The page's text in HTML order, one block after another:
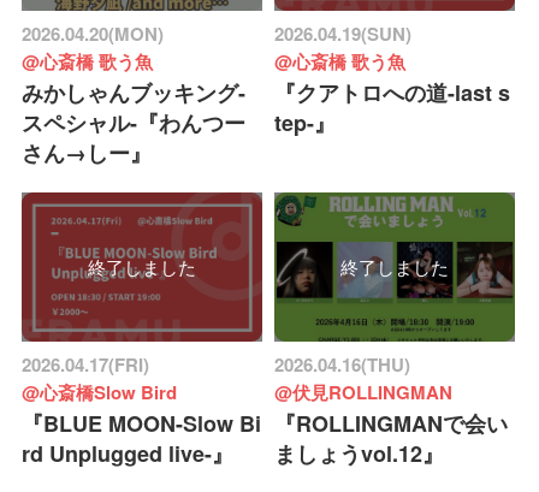
2026.04.20(MON)
@心斎橋 歌う魚
みかしゃんブッキング-
スペシャル-『わんつー
さん→しー』
2026.04.19(SUN)
@心斎橋 歌う魚
『クアトロへの道-last s
tep-』
終了しました
2026.04.17(FRI)
@心斎橋Slow Bird
『BLUE MOON-Slow Bi
rd Unplugged live-』
終了しました
2026.04.16(THU)
@伏見ROLLINGMAN
『ROLLINGMANで会い
ましょうvol.12』